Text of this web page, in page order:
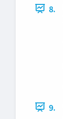
8.
9.